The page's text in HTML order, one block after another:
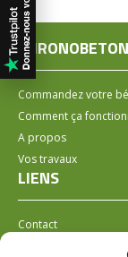
CHRONOBETON
Commandez votre
Comment ça
A propos
Vos travaux
LIENS
Contact